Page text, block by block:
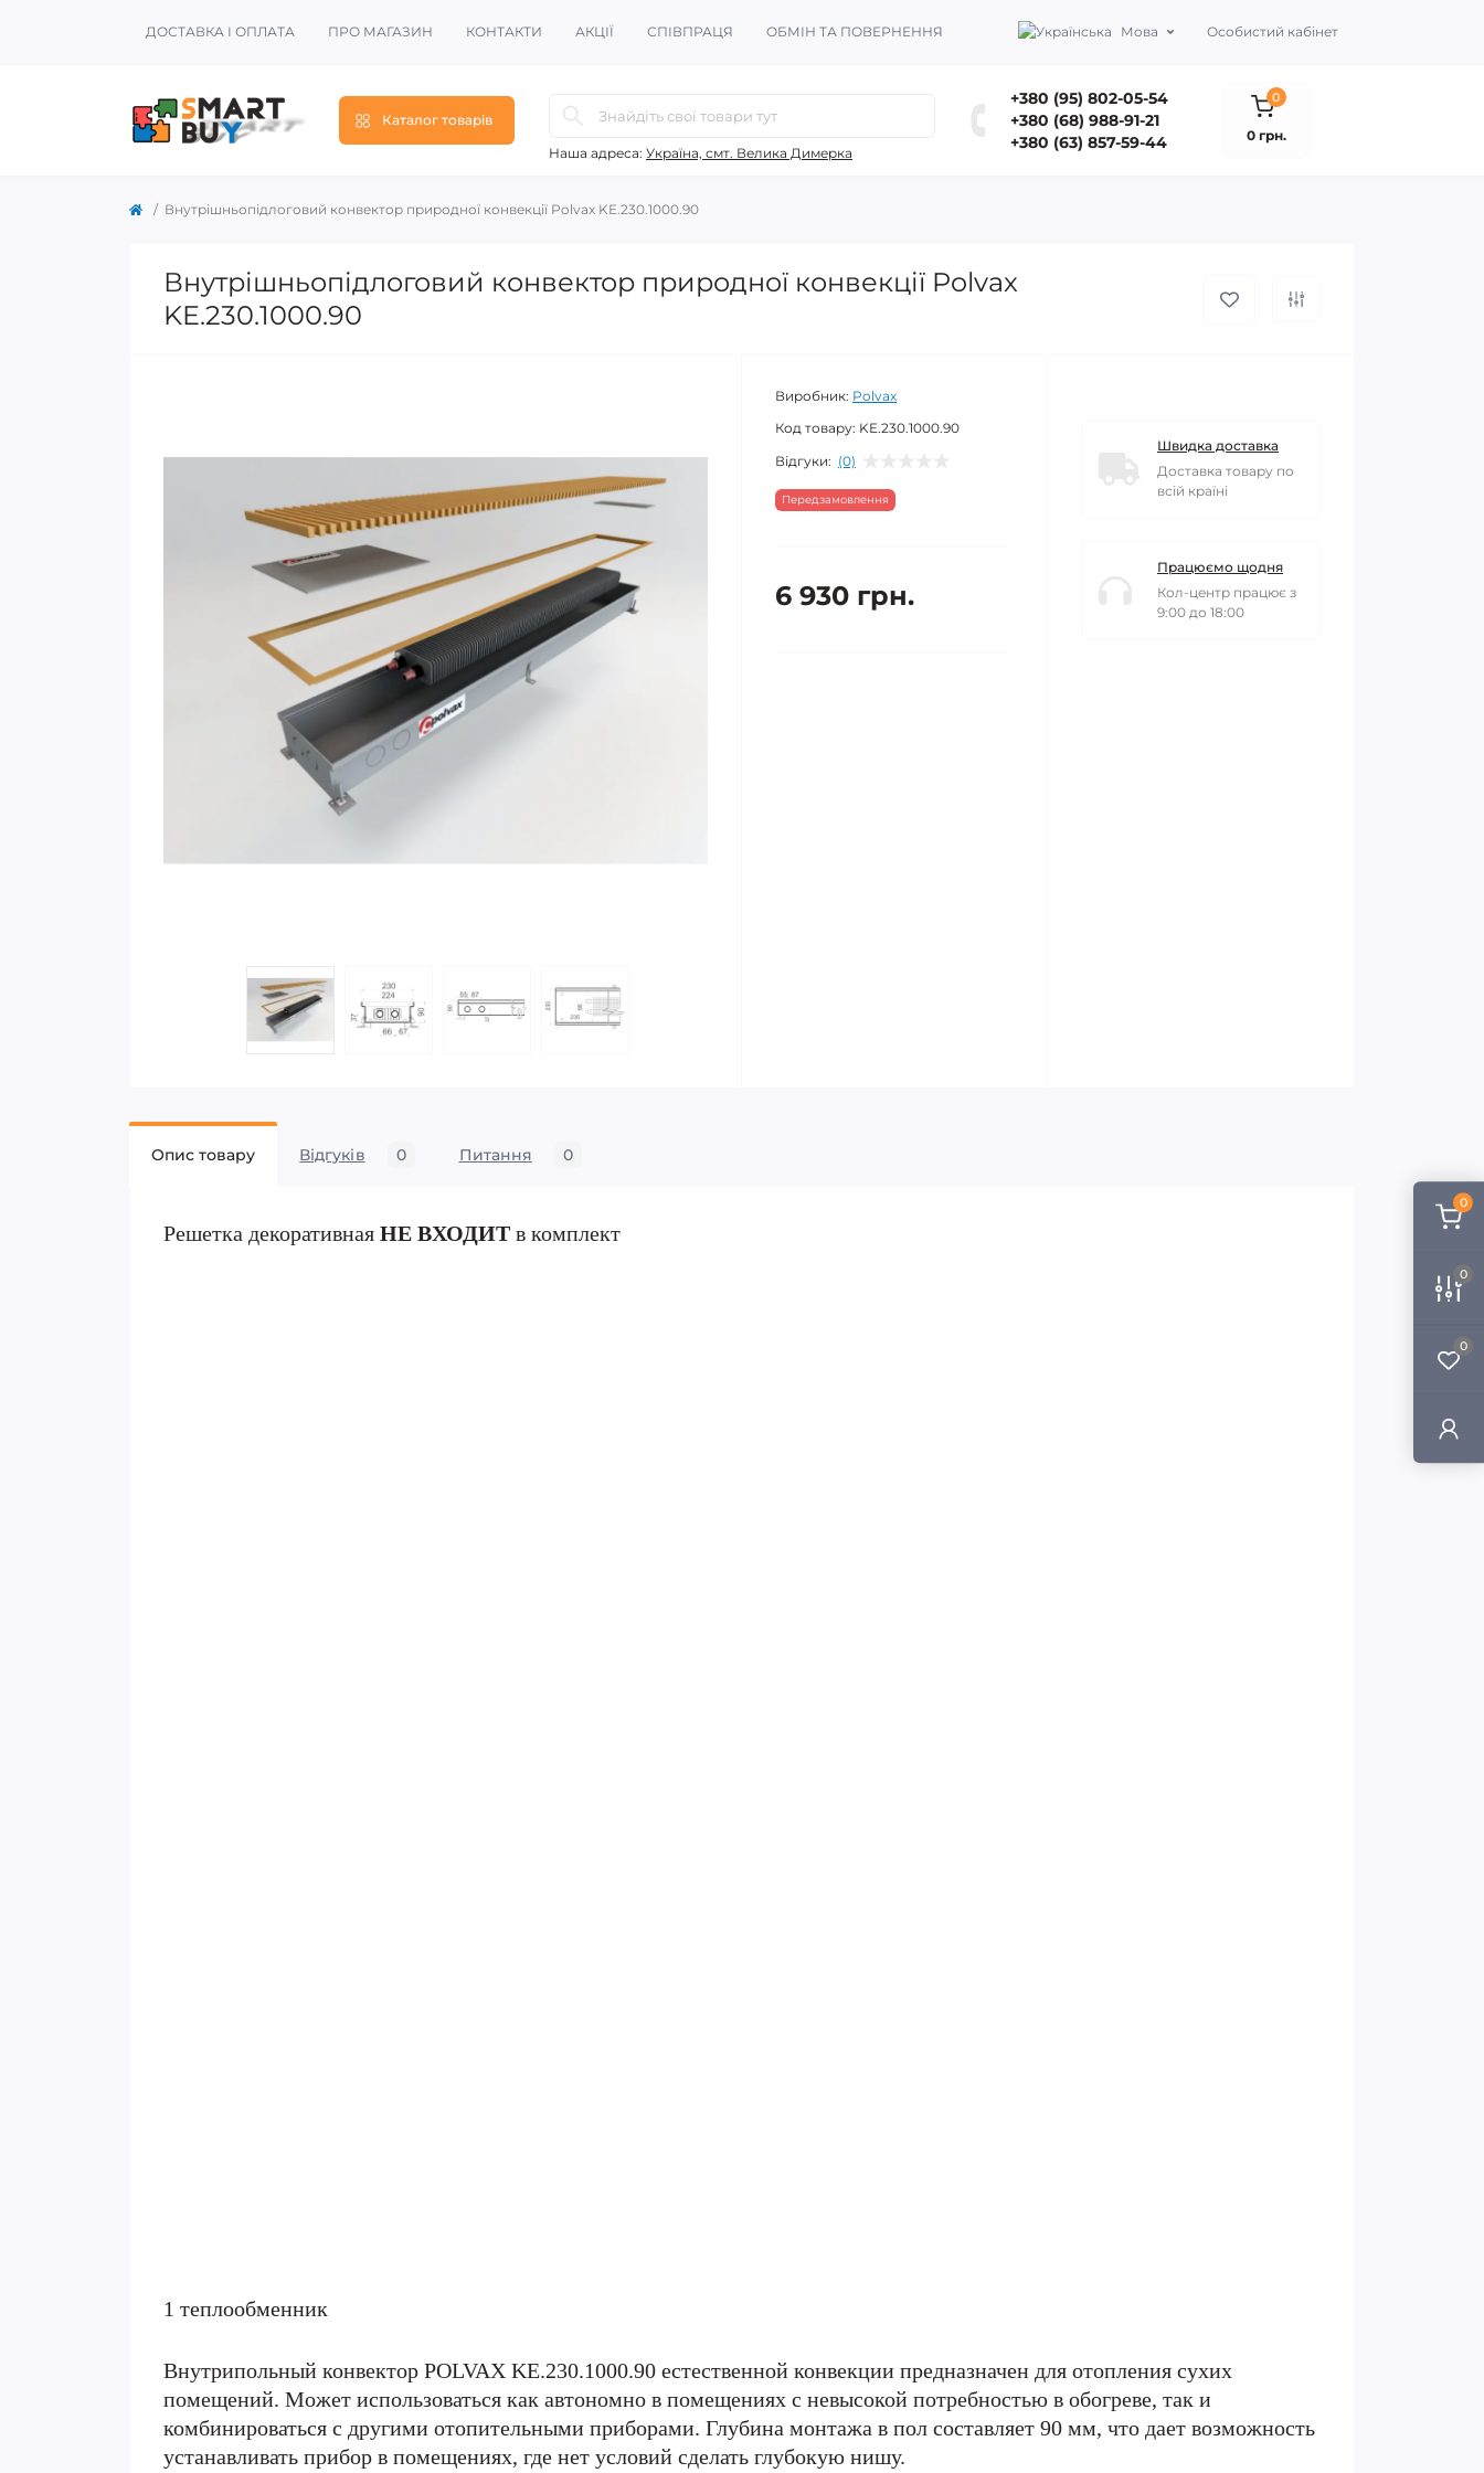
0
0
0
ДОСТАВКА І ОПЛАТА ПРО МАГАЗИН КОНТАКТИ АКЦІЇ СПІВПРАЦЯ ОБМІН ТА ПОВЕРНЕННЯ Мова Особистий кабінет
Каталог товарів
Наша адреса: Україна, смт. Велика Димерка
+380 (95) 802-05-54
+380 (68) 988-91-21
+380 (63) 857-59-44
0
0 грн.
Внутрішньопідлоговий конвектор природної конвекції Polvax KE.230.1000.90
Внутрішньопідлоговий конвектор природної конвекції Polvax
KE.230.1000.90
Виробник: Polvax
Код товару: KE.230.1000.90
Відгуки: (0)
Передзамовлення
6 930 грн.
Швидка доставка
Доставка товару по
всій країні
Працюємо щодня
Кол-центр працює з
9:00 до 18:00
Опис товару Відгуків 0 Питання 0
Решетка декоративная НЕ ВХОДИТ в комплект
1 теплообменник
Внутрипольный конвектор POLVAX KE.230.1000.90 естественной конвекции предназначен для отопления сухих
помещений. Может использоваться как автономно в помещениях с невысокой потребностью в обогреве, так и
комбинироваться с другими отопительными приборами. Глубина монтажа в пол составляет 90 мм, что дает возможность
устанавливать прибор в помещениях, где нет условий сделать глубокую нишу.